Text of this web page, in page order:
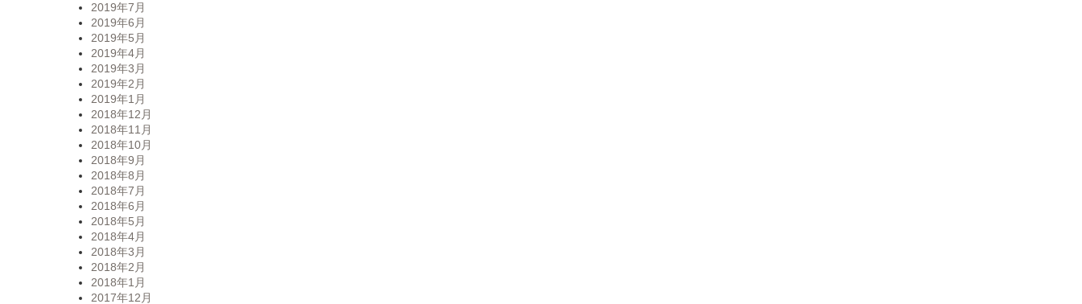
2019年7月
2019年6月
2019年5月
2019年4月
2019年3月
2019年2月
2019年1月
2018年12月
2018年11月
2018年10月
2018年9月
2018年8月
2018年7月
2018年6月
2018年5月
2018年4月
2018年3月
2018年2月
2018年1月
2017年12月